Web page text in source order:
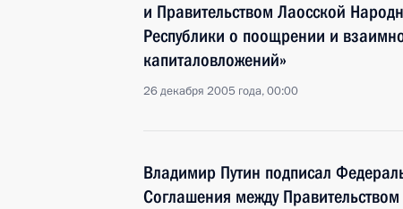
и Правительством Лаосской
Республики о поощрении и
капиталовложений»
26 декабря 2005 года, 00:00
Владимир Путин подписал
Соглашения между